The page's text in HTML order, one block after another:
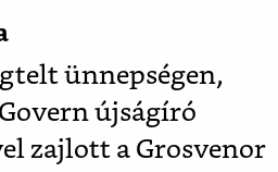
ünnepségen,
újságíró
zajlott a Grosvenor